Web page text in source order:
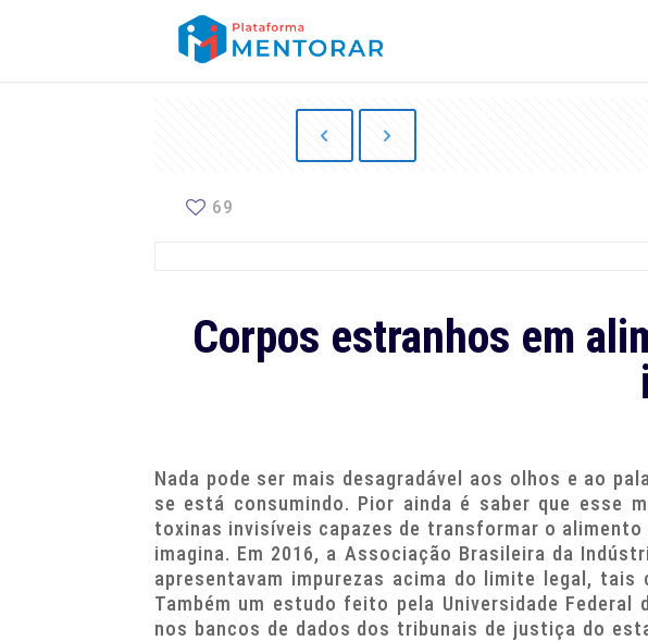
69
Corpos estranhos em
Nada pode ser mais desagradável aos olhos e ao
se está consumindo. Pior ainda é saber que esse
toxinas invisíveis capazes de transformar o alimento
imagina. Em 2016, a Associação Brasileira da
apresentavam impurezas acima do limite legal,
Também um estudo feito pela Universidade
nos bancos de dados dos tribunais de justiça do